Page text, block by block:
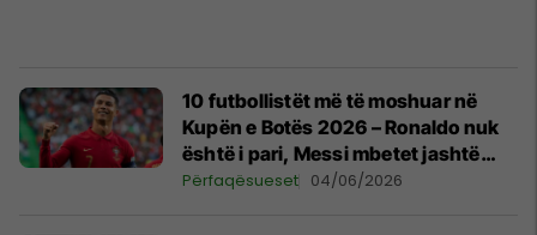
10 futbollistët më të moshuar në
Kupën e Botës 2026 – Ronaldo nuk
është i pari, Messi mbetet jashtë
Top 10
Përfaqësueset 04/06/2026